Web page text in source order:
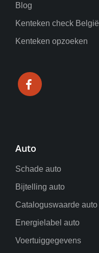
Blog
Kenteken check België
Kenteken opzoeken
Auto
Schade auto
Bijtelling auto
Cataloguswaarde auto
Energielabel auto
Voertuiggegevens